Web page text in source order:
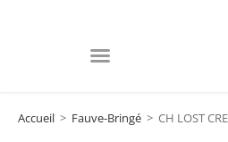
Accueil > Fauve-Bringé > CH LOST